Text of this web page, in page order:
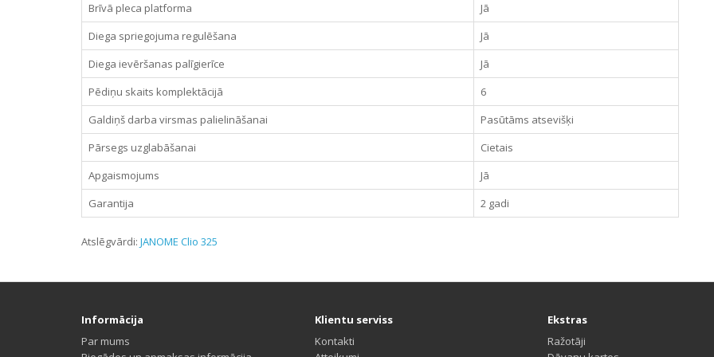
Brīvā pleca platforma
Jā
Diega spriegojuma regulēšana
Jā
Diega ievēršanas palīgierīce
Jā
Pēdiņu skaits komplektācijā
6
Galdiņš darba virsmas palielināšanai
Pasūtāms atsevišķi
Pārsegs uzglabāšanai
Cietais
Apgaismojums
Jā
Garantija
2 gadi
Atslēgvārdi: JANOME Clio 325
Informācija
Par mums
Klientu serviss
Kontakti
Ekstras
Ražotāji